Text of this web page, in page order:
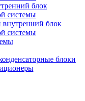
блок
системы
блок
системы
блоки